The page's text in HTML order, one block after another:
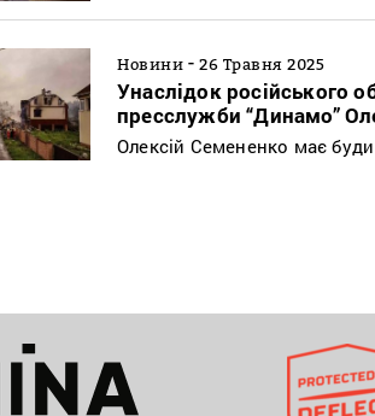
Новини - 26 Травня 2025
Унаслідок російського
пресслужби “Динамо”
Олексій Семененко має